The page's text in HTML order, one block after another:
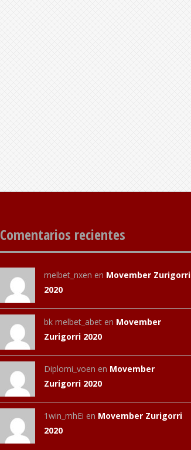
Comentarios recientes
melbet_nxen en Movember Zurigorri
2020
bk melbet_abet en Movember
Zurigorri 2020
Diplomi_voen en Movember
Zurigorri 2020
1win_mhEi en Movember Zurigorri
2020